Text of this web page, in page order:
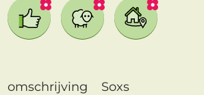
omschrijving Soxs